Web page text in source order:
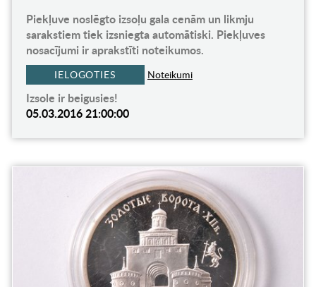
Piekļuve noslēgto izsoļu gala cenām un likmju
sarakstiem tiek izsniegta automātiski. Piekļuves
nosacījumi ir aprakstīti noteikumos.
IELOGOTIES Noteikumi
Izsole ir beigusies!
05.03.2016 21:00:00